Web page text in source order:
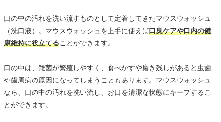
口の中の汚れを洗い流すものとして定着してきたマウスウォッシュ
（洗口液）。マウスウォッシュを上手に使えば口臭ケアや口内の健
康維持に役立てることができます。
口の中は、雑菌が繁殖しやすく、食べかすや磨き残しがあると虫歯
や歯周病の原因になってしまうこともあります。マウスウォッシュ
なら、口の中の汚れを洗い流し、お口を清潔な状態にキープするこ
とができます。